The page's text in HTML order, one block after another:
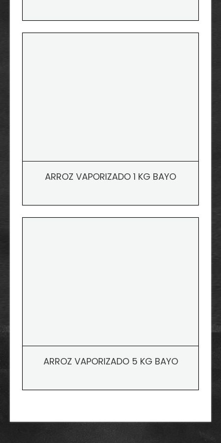
ARROZ VAPORIZADO 1 KG BAYO
ARROZ VAPORIZADO 5 KG BAYO